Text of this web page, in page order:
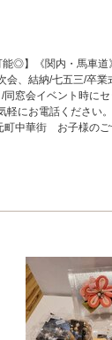
能◎】《関内・馬車
会、結納/七五三/卒
窓会イベント時に
軽にお電話ください
町中華街 お子様の